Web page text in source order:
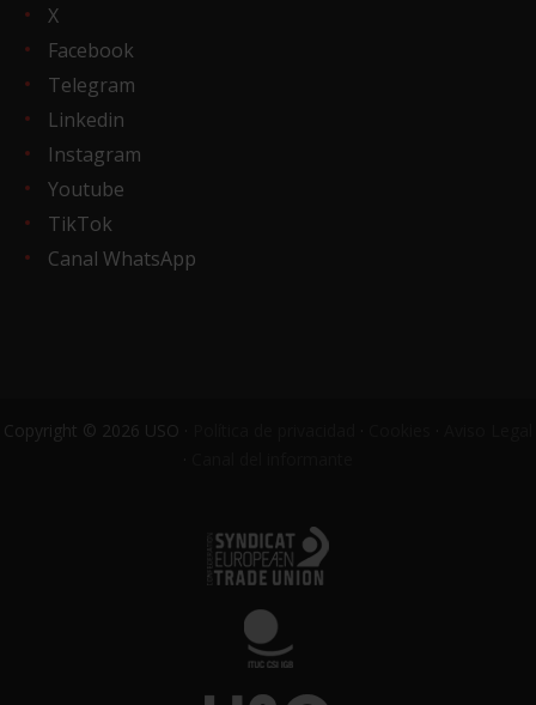
X
Facebook
Telegram
Linkedin
Instagram
Youtube
TikTok
Canal WhatsApp
Copyright © 2026 USO ·